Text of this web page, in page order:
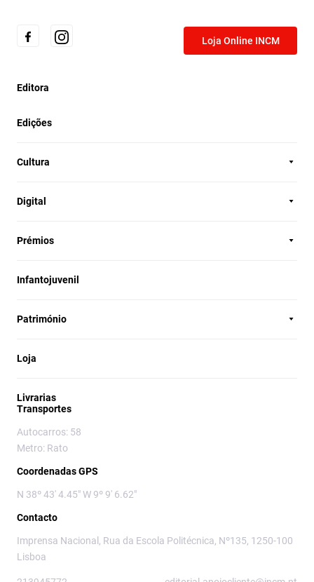
Loja Online INCM
Editora
Edições
Cultura
Digital
Prémios
Infantojuvenil
Património
Loja
Livrarias
Transportes
Autocarros: 58
Metro: Rato
Coordenadas GPS
N 38º 43' 4.45" W 9º 9' 6.62"
Contacto
Imprensa Nacional, Rua da Escola Politécnica, Nº135, 1250-100
Lisboa